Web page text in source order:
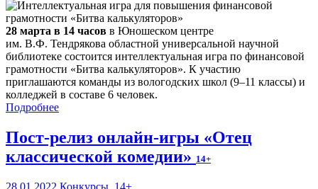
28 марта в 14 часов в Юношеском центре
им. В.Ф. Тендрякова областной универсальной научной
библиотеке состоится интеллектуальная игра по финансовой
грамотности «Битва калькуляторов». К участию
приглашаются команды из вологодских школ (9–11 классы) и
колледжей в составе 6 человек.
Подробнее
Пост-релиз онлайн-игры «Отец
классической комедии» 14+
28.01.2022 Конкурсы 14+